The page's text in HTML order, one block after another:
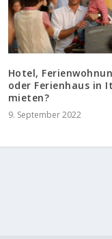
Hotel,
oder Ferienhaus in
mieten?
9. September 2022